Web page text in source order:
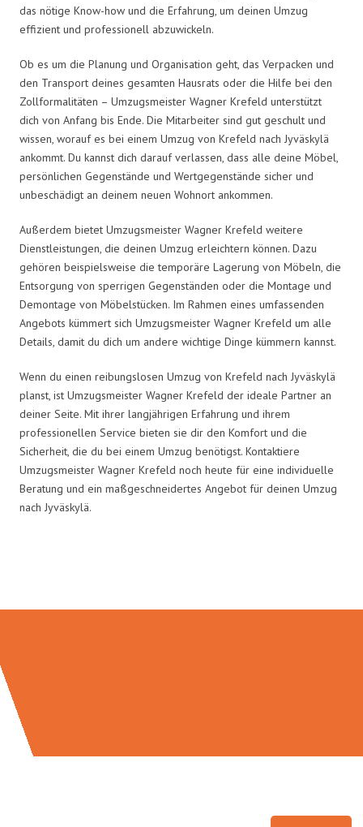
das nötige Know-how und die Erfahrung, um deinen Umzug
effizient und professionell abzuwickeln.
Ob es um die Planung und Organisation geht, das Verpacken und
den Transport deines gesamten Hausrats oder die Hilfe bei den
Zollformalitäten – Umzugsmeister Wagner Krefeld unterstützt
dich von Anfang bis Ende. Die Mitarbeiter sind gut geschult und
wissen, worauf es bei einem Umzug von Krefeld nach Jyväskylä
ankommt. Du kannst dich darauf verlassen, dass alle deine Möbel,
persönlichen Gegenstände und Wertgegenstände sicher und
unbeschädigt an deinem neuen Wohnort ankommen.
Außerdem bietet Umzugsmeister Wagner Krefeld weitere
Dienstleistungen, die deinen Umzug erleichtern können. Dazu
gehören beispielsweise die temporäre Lagerung von Möbeln, die
Entsorgung von sperrigen Gegenständen oder die Montage und
Demontage von Möbelstücken. Im Rahmen eines umfassenden
Angebots kümmert sich Umzugsmeister Wagner Krefeld um alle
Details, damit du dich um andere wichtige Dinge kümmern kannst.
Wenn du einen reibungslosen Umzug von Krefeld nach Jyväskylä
planst, ist Umzugsmeister Wagner Krefeld der ideale Partner an
deiner Seite. Mit ihrer langjährigen Erfahrung und ihrem
professionellen Service bieten sie dir den Komfort und die
Sicherheit, die du bei einem Umzug benötigst. Kontaktiere
Umzugsmeister Wagner Krefeld noch heute für eine individuelle
Beratung und ein maßgeschneidertes Angebot für deinen Umzug
nach Jyväskylä.